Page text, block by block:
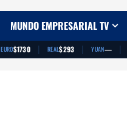
MUNDO EMPRESARIAL TV
EURO$1730 | REAL$293 | YUAN— |